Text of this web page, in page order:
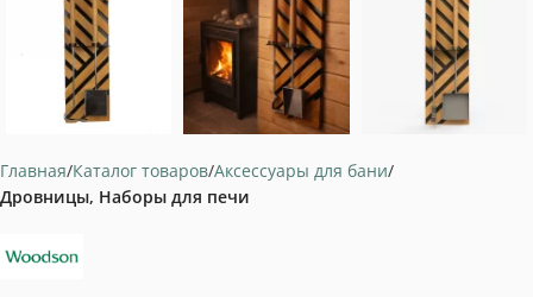
Главная Каталог товаров Аксессуары для бани
Дровницы, Наборы для печи